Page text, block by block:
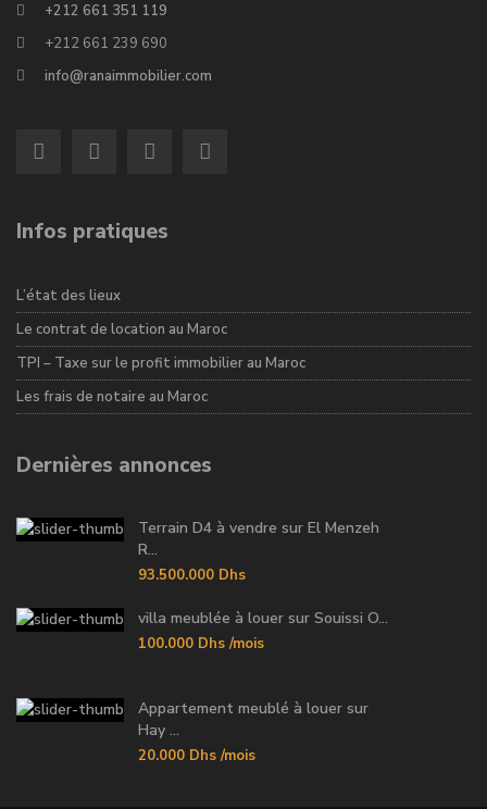
+212 661 351 119
+212 661 239 690
info@ranaimmobilier.com
Infos pratiques
L’état des lieux
Le contrat de location au Maroc
TPI – Taxe sur le profit immobilier au Maroc
Les frais de notaire au Maroc
Dernières annonces
Terrain D4 à vendre sur El Menzeh
R...
93.500.000 Dhs
villa meublée à louer sur Souissi O...
100.000 Dhs /mois
Appartement meublé à louer sur
Hay ...
20.000 Dhs /mois